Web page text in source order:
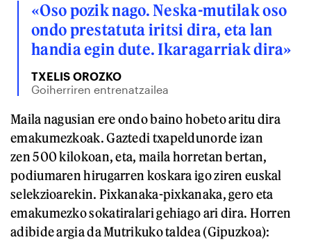
«Oso pozik nago. Neska-mutilak oso
ondo prestatuta iritsi dira, eta lan
handia egin dute. Ikaragarriak dira»
TXELIS OROZKO
Goiherriren entrenatzailea
Maila nagusian ere ondo baino hobeto aritu dira
emakumezkoak. Gaztedi txapeldunorde izan
zen 500 kilokoan, eta, maila horretan bertan,
podiumaren hirugarren koskara igo ziren euskal
selekzioarekin. Pixkanaka-pixkanaka, gero eta
emakumezko sokatiralari gehiago ari dira. Horren
adibide argia da Mutrikuko taldea (Gipuzkoa):